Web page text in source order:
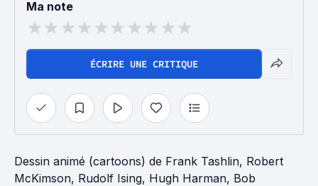
Ma note
ÉCRIRE UNE CRITIQUE
Dessin animé (cartoons) de Frank Tashlin, Robert
McKimson, Rudolf Ising, Hugh Harman, Bob